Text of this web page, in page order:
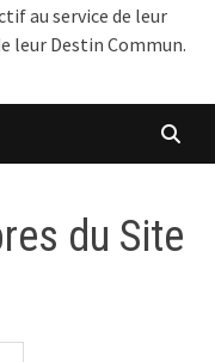
au service de leur
leur Destin Commun.
du Site